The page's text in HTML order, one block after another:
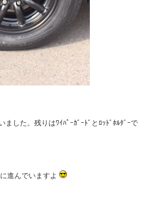
ました。残りはﾜｲﾊﾟｰｶﾞｰﾄﾞとﾛｯﾄﾞﾎﾙﾀﾞｰで
進んでいますよ